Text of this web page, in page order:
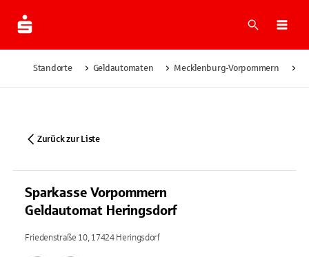
Suche
Standorte Geldautomaten Mecklenburg-Vorpommern
Zurück zur Liste
Sparkasse Vorpommern
Geldautomat Heringsdorf
Friedenstraße 10, 17424 Heringsdorf